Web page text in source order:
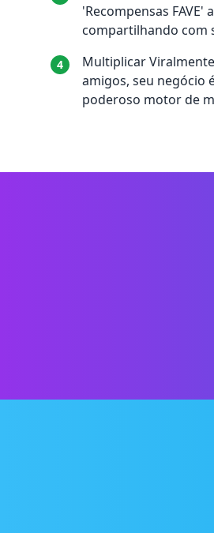
'Recompensas
compartilhando com
4 Multiplicar
amigos, seu negócio
poderoso motor de